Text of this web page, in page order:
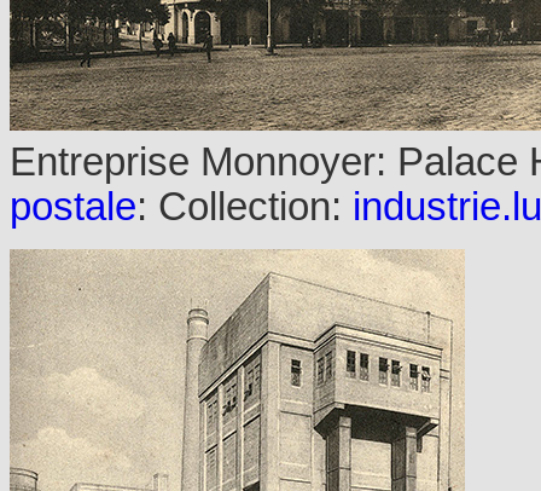
Entreprise Monnoyer: Palace
postale: Collection: industrie.lu